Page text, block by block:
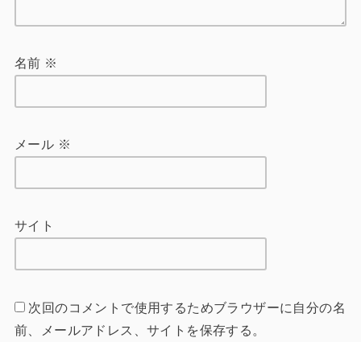
名前 ※
メール ※
サイト
次回のコメントで使用するためブラウザーに自分の名
前、メールアドレス、サイトを保存する。